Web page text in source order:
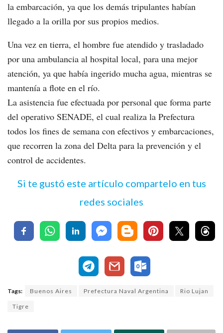
la embarcación, ya que los demás tripulantes habían
llegado a la orilla por sus propios medios.
Una vez en tierra, el hombre fue atendido y trasladado
por una ambulancia al hospital local, para una mejor
atención, ya que había ingerido mucha agua, mientras se
mantenía a flote en el río.
La asistencia fue efectuada por personal que forma parte
del operativo SENADE, el cual realiza la Prefectura
todos los fines de semana con efectivos y embarcaciones,
que recorren la zona del Delta para la prevención y el
control de accidentes.
Si te gustó este artículo compartelo en tus
redes sociales
Tags: Buenos Aires Prefectura Naval Argentina Rio Lujan
Tigre